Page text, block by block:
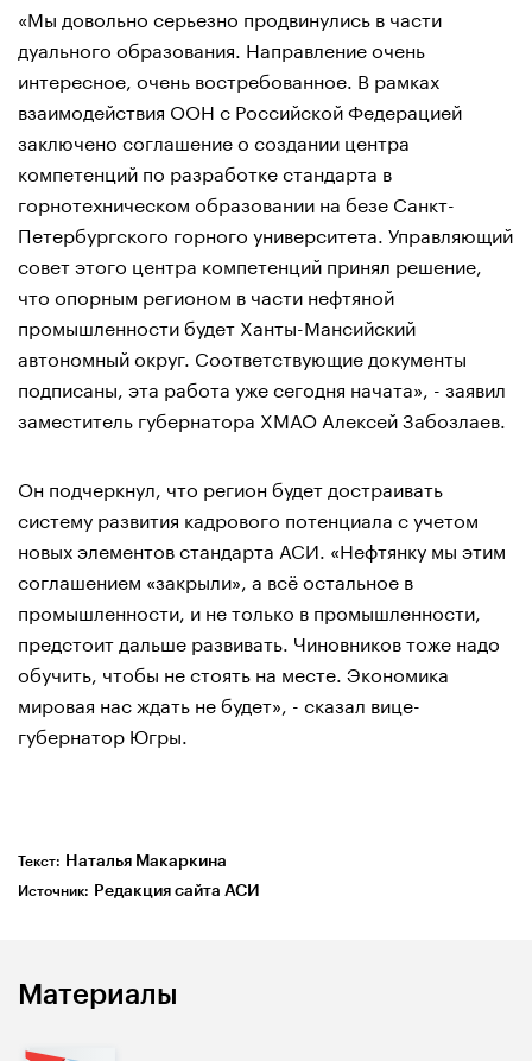
«Мы довольно серьезно продвинулись в части
дуального образования. Направление очень
интересное, очень востребованное. В рамках
взаимодействия ООН с Российской Федерацией
заключено соглашение о создании центра
компетенций по разработке стандарта в
горнотехническом образовании на безе Санкт-
Петербургского горного университета. Управляющий
совет этого центра компетенций принял решение,
что опорным регионом в части нефтяной
промышленности будет Ханты-Мансийский
автономный округ. Соответствующие документы
подписаны, эта работа уже сегодня начата», - заявил
заместитель губернатора ХМАО Алексей Забозлаев.
Он подчеркнул, что регион будет достраивать
систему развития кадрового потенциала с учетом
новых элементов стандарта АСИ. «Нефтянку мы этим
соглашением «закрыли», а всё остальное в
промышленности, и не только в промышленности,
предстоит дальше развивать. Чиновников тоже надо
обучить, чтобы не стоять на месте. Экономика
мировая нас ждать не будет», - сказал вице-
губернатор Югры.
Текст: Наталья Макаркина
Источник: Редакция сайта АСИ
Материалы